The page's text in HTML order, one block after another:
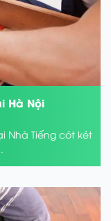
Hà Nội
Nhà Tiếng cót két